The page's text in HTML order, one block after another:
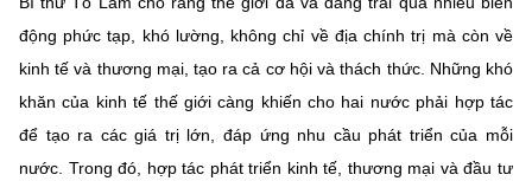
động phức tạp, khó lường, không chỉ về địa chính trị mà còn về
kinh tế và thương mại, tạo ra cả cơ hội và thách thức. Những khó
khăn của kinh tế thế giới càng khiến cho hai nước phải hợp tác
để tạo ra các giá trị lớn, đáp ứng nhu cầu phát triển của mỗi
nước. Trong đó, hợp tác phát triển kinh tế, thương mại và đầu tư